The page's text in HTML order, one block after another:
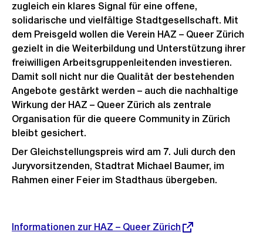
zugleich ein klares Signal für eine offene,
solidarische und vielfältige Stadtgesellschaft. Mit
dem Preisgeld wollen die Verein HAZ – Queer Zürich
gezielt in die Weiterbildung und Unterstützung ihrer
freiwilligen Arbeitsgruppenleitenden investieren.
Damit soll nicht nur die Qualität der bestehenden
Angebote gestärkt werden – auch die nachhaltige
Wirkung der HAZ – Queer Zürich als zentrale
Organisation für die queere Community in Zürich
bleibt gesichert.
Der Gleichstellungspreis wird am 7. Juli durch den
Juryvorsitzenden, Stadtrat Michael Baumer, im
Rahmen einer Feier im Stadthaus übergeben.
Weitere
Externer
Informationen zur HAZ – Queer Zürich